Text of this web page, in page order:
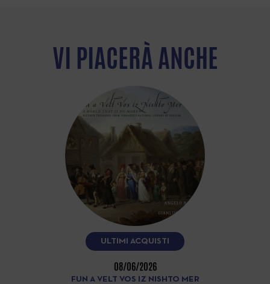
VI PIACERÀ ANCHE
ULTIMI ACQUISTI
08/06/2026
FUN A VELT VOS IZ NISHTO MER